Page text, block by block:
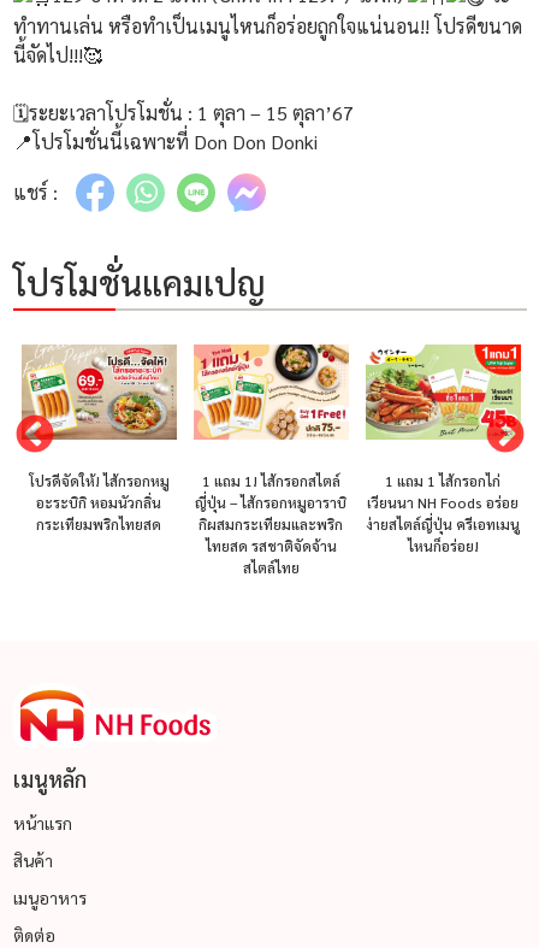
ทำทานเล่น หรือทำเป็นเมนูไหนก็อร่อยถูกใจแน่นอน!! โปรดีขนาด
นี้จัดไป!!!🥰
🗓ระยะเวลาโปรโมชั่น : 1 ตุลา – 15 ตุลา’67
📍โปรโมชั่นนี้เฉพาะที่ Don Don Donki
แชร์ :
โปรโมชั่นแคมเปญ
โปรดีจัดให้! ไส้กรอกหมู
อะระบิกิ หอมนัวกลิ่น
กระเทียมพริกไทยสด
1 แถม 1! ไส้กรอกสไตล์
ญี่ปุ่น – ไส้กรอกหมูอาราบิ
กิผสมกระเทียมและพริก
ไทยสด รสชาติจัดจ้าน
สไตล์ไทย
1 แถม 1 ไส้กรอกไก่
เวียนนา NH Foods อร่อย
ง่ายสไตล์ญี่ปุ่น ครีเอทเมนู
ไหนก็อร่อย!
เมนูหลัก
หน้าแรก
สินค้า
เมนูอาหาร
ติดต่อ